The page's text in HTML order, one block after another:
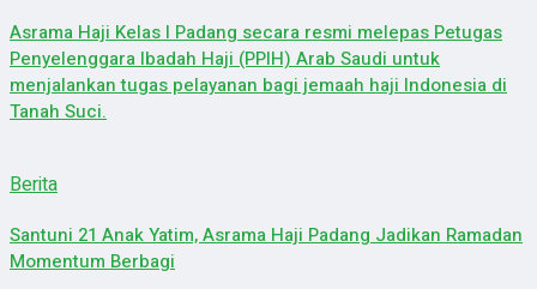
Asrama Haji Kelas I Padang secara resmi melepas Petugas
Penyelenggara Ibadah Haji (PPIH) Arab Saudi untuk
menjalankan tugas pelayanan bagi jemaah haji Indonesia di
Tanah Suci.
Berita
Santuni 21 Anak Yatim, Asrama Haji Padang Jadikan Ramadan
Momentum Berbagi